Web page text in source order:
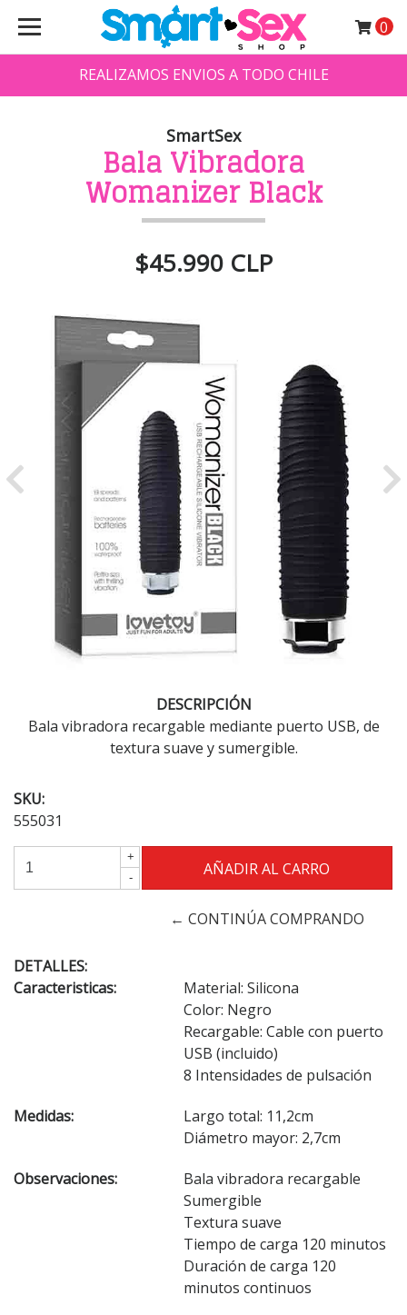
REALIZAMOS ENVIOS A TODO CHILE
0
SmartSex
Bala Vibradora
Womanizer Black
$45.990 CLP
Previous
DESCRIPCIÓN
Bala vibradora recargable mediante puerto USB, de
textura suave y sumergible.
SKU:
555031
+
-
← CONTINÚA COMPRANDO
DETALLES:
Caracteristicas:
Material: Silicona
Color: Negro
Recargable: Cable con puerto
USB (incluido)
8 Intensidades de pulsación
Medidas:
Largo total: 11,2cm
Diámetro mayor: 2,7cm
Observaciones:
Bala vibradora recargable
Sumergible
Textura suave
Tiempo de carga 120 minutos
Duración de carga 120
minutos continuos